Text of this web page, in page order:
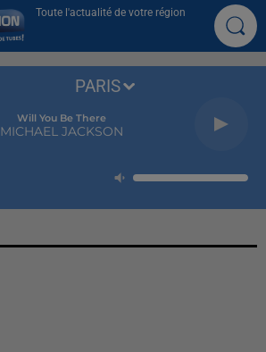
Toute l'actualité de votre région
Will You Be There
MICHAEL JACKSON
PARIS